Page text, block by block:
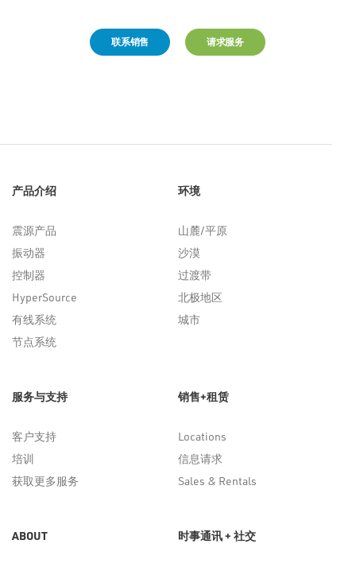
联系销售 请求服务
产品介绍
震源产品
振动器
控制器
HyperSource
有线系统
节点系统
环境
山麓/平原
沙漠
过渡带
北极地区
城市
服务与支持
客户支持
培训
获取更多服务
销售+租赁
Locations
信息请求
Sales & Rentals
ABOUT 时事通讯 + 社交